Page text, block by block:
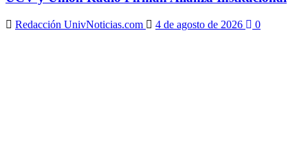
Redacción UnivNoticias.com 4 de agosto de 2026 0